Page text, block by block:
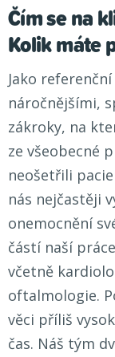
Čím se na
Kolik máte
Jako
náročnějšími,
zákroky, na
ze všeobecné
neošetřili
nás nejčastěji
onemocnění
částí naší
včetně
oftalmologie.
věci příliš
čas. Náš tým